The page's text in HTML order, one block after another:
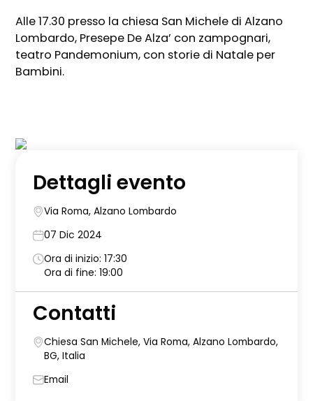
Alle 17.30 presso la chiesa San Michele di Alzano
Lombardo, Presepe De Alza’ con zampognari,
teatro Pandemonium, con storie di Natale per
Bambini.
Dettagli evento
Via Roma, Alzano Lombardo
07 Dic 2024
Ora di inizio: 17:30
Ora di fine: 19:00
Contatti
Chiesa San Michele, Via Roma, Alzano Lombardo,
BG, Italia
Email